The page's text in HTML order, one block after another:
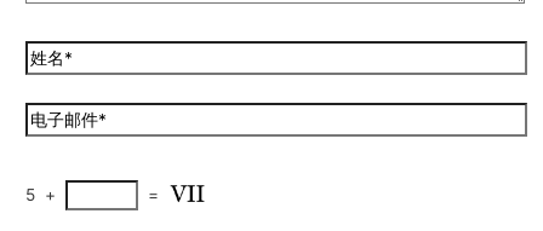
5 + =